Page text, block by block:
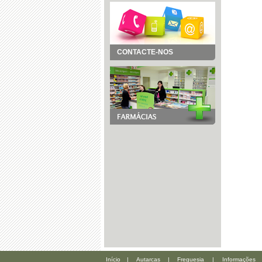
CONTACTE-NOS
Início | Autarcas | Freguesia | Informações